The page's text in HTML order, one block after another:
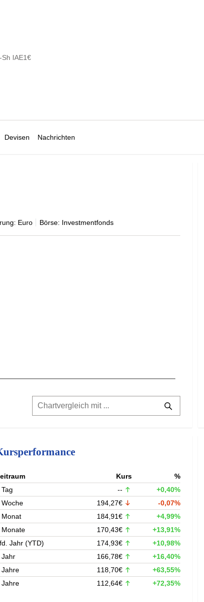
Sh IAE1€
Devisen Nachrichten
Euro Börse: Investmentfonds
Kurs
%
Tag
--
+0,40%
Woche
194,27€
-0,07%
Monat
184,91€
+4,99%
Monate
170,43€
+13,91%
Jahr (YTD)
174,93€
+10,98%
Jahr
166,78€
+16,40%
Jahre
118,70€
+63,55%
Jahre
112,64€ +72,35%